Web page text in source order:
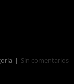
| Sin comentarios